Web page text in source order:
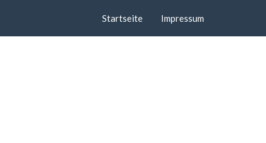
Startseite Impressum